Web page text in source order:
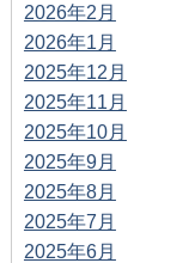
2026年2月
2026年1月
2025年12月
2025年11月
2025年10月
2025年9月
2025年8月
2025年7月
2025年6月